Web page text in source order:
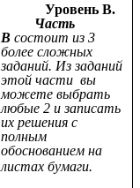
Уровень В.
Часть
В состоит из 3
более сложных
заданий. Из заданий
этой части вы
можете выбрать
любые 2 и записать
их решения с
полным
обоснованием на
листах бумаги.